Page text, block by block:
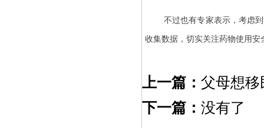
不过也有专家表示，考虑
收集数据，切实关注药物使用安
上一篇： 父母想移
下一篇： 没有了